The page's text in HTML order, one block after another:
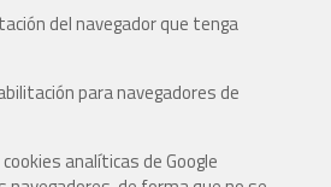
del navegador que tenga
para navegadores de
analíticas de Google